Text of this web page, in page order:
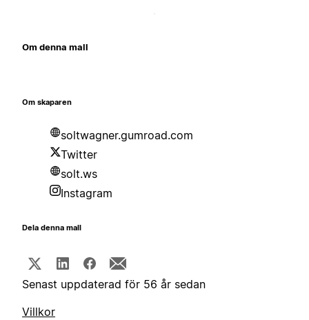
Om denna mall
Om skaparen
soltwagner.gumroad.com
Twitter
solt.ws
Instagram
Dela denna mall
Senast uppdaterad för 56 år sedan
Villkor